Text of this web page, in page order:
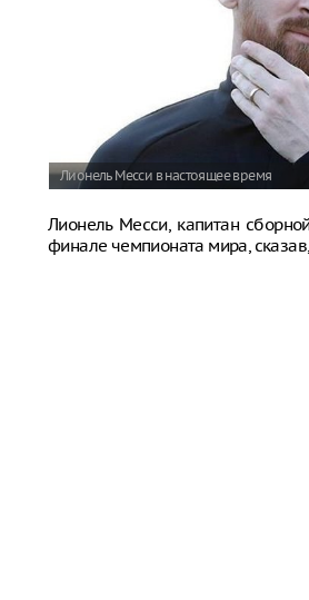
Лионель Месси в настоящее время
Лионель Месси, капитан
финале чемпионата мира,